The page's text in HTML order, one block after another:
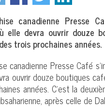
canadienne Presse
elle devra ouvrir douze
trois prochaines années.
canadienne Presse Café
ouvrir douze boutiques
années. C’est la
après celle de